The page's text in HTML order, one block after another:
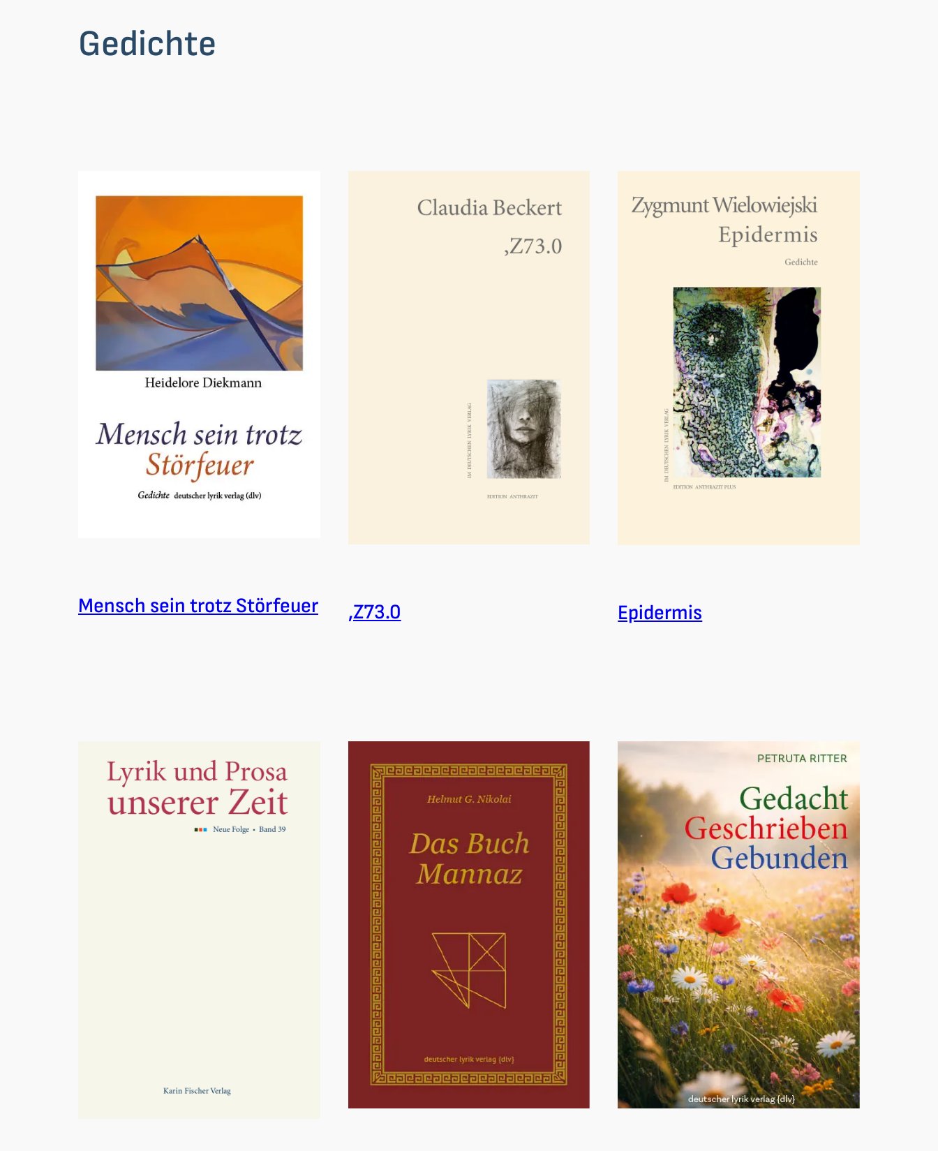
Gedichte
Mensch sein trotz Störfeuer ,Z73.0 Epidermis